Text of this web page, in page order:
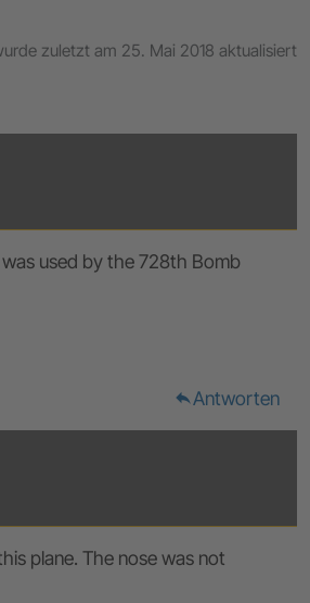
zuletzt am 25. Mai 2018 aktualisiert
was used by the 728th Bomb
replyAntworten
plane. The nose was not